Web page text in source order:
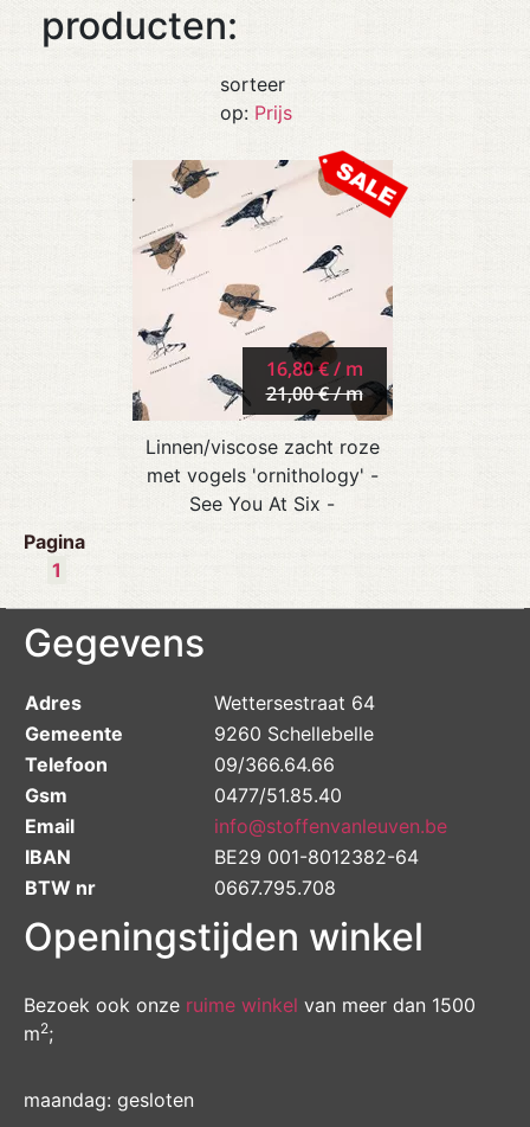
producten:
sorteer
op: Prijs
16,80 € / m
21,00 € / m
Linnen/viscose zacht roze
met vogels 'ornithology' -
See You At Six -
Pagina
1
Gegevens
Adres
Wettersestraat 64
Gemeente
9260 Schellebelle
Telefoon
09/366.64.66
Gsm
0477/51.85.40
Email
info@stoffenvanleuven.be
IBAN
BE29 001-8012382-64
BTW nr
0667.795.708
Openingstijden winkel
Bezoek ook onze ruime winkel van meer dan 1500
m2;
maandag: gesloten